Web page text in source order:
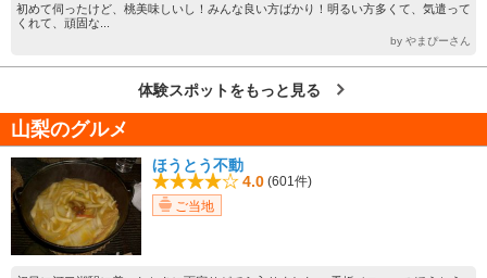
初めて伺ったけど、桃美味しいし！みんな良い方ばかり！明るい方多くて、気遣って
くれて、頑固な...
by やまぴーさん
体験スポットをもっと見る
山梨のグルメ
ほうとう不動
4.0 (601件)
ご当地